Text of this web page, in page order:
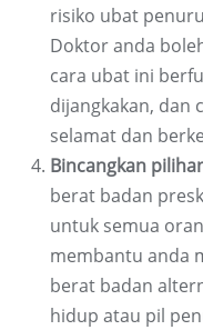
risiko ubat
Doktor anda
cara ubat ini
dijangkakan, dan
selamat dan
Bincangkan
berat badan
untuk semua
membantu anda
berat badan
hidup atau pil